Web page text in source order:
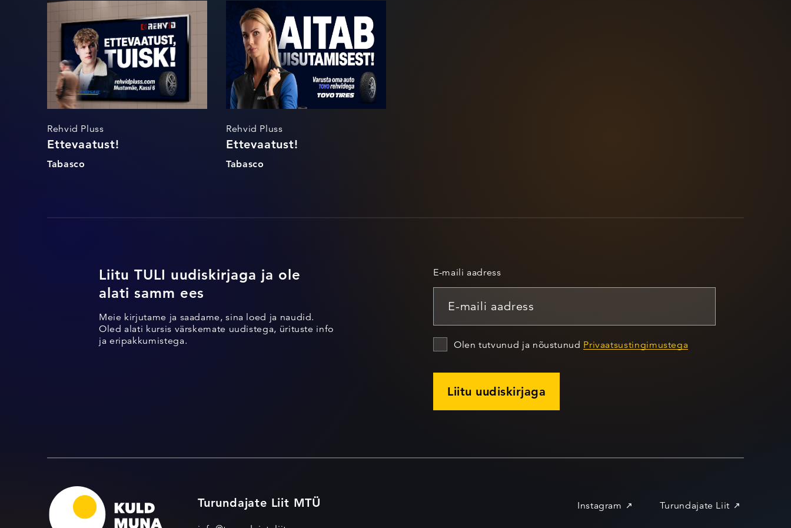
Rehvid Pluss
Ettevaatust!
Tabasco
Ettevaatust!
Rehvid Pluss
Ettevaatust!
Tabasco
Liitu TULI uudiskirjaga ja ole
alati samm ees
Meie kirjutame ja saadame, sina loed ja naudid.
Oled alati kursis värskemate uudistega, ürituste info
ja eripakkumistega.
E-maili aadress
Olen tutvunud ja nõustunud Privaatsustingimustega
Liitu uudiskirjaga
Turundajate Liit MTÜ Instagram Turundajate Liit